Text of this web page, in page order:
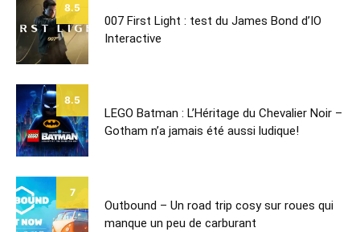
8.5
007 First Light : test du James Bond d’IO
Interactive
8.5
LEGO Batman : L’Héritage du Chevalier Noir –
Gotham n’a jamais été aussi ludique!
7
Outbound – Un road trip cosy sur roues qui
manque un peu de carburant